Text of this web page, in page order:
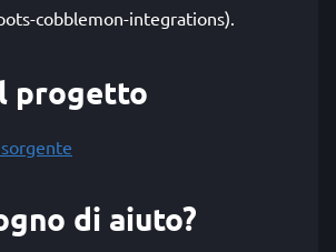
cobblemon-integrations).
progetto
di aiuto?